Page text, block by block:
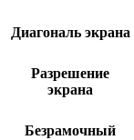
Диагональ экрана
Разрешение
экрана
Безрамочный